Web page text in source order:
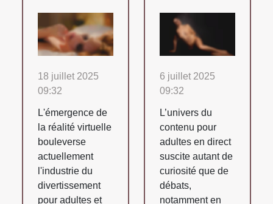
18 juillet 2025
09:32
L'émergence de
la réalité virtuelle
bouleverse
actuellement
l'industrie du
divertissement
pour adultes et
6 juillet 2025
09:32
L’univers du
contenu pour
adultes en direct
suscite autant de
curiosité que de
débats,
notamment en